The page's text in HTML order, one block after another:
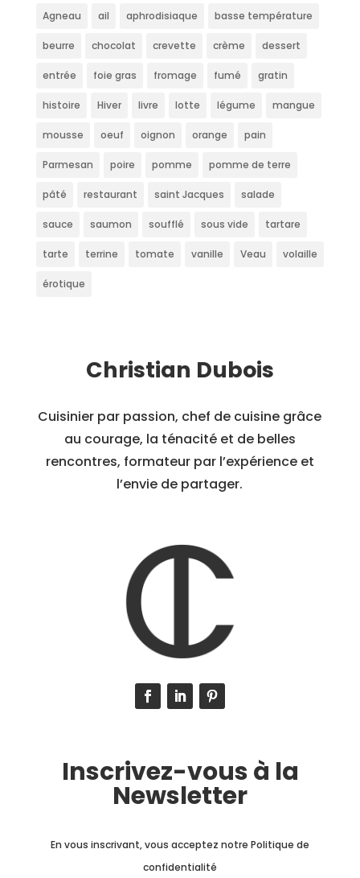
Agneau ail aphrodisiaque basse température
beurre chocolat crevette crème dessert
entrée foie gras fromage fumé gratin
histoire Hiver livre lotte légume mangue
mousse oeuf oignon orange pain
Parmesan poire pomme pomme de terre
pâté restaurant saint Jacques salade
sauce saumon soufflé sous vide tartare
tarte terrine tomate vanille Veau volaille
érotique
Christian Dubois
Cuisinier par passion, chef de cuisine grâce
au courage, la ténacité et de belles
rencontres, formateur par l’expérience et
l’envie de partager.
Inscrivez-vous à la
Newsletter
En vous inscrivant, vous acceptez notre Politique de
confidentialité